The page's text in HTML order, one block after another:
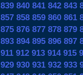
839 840 841 842 843
857 858 859 860 861
875 876 877 878 879
893 894 895 896 897
911 912 913 914 915
929 930 931 932 933